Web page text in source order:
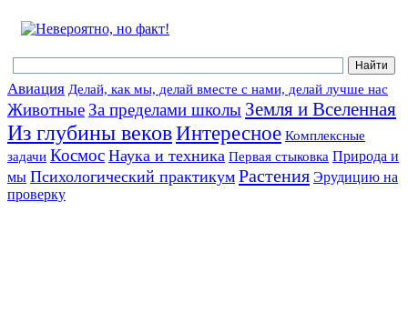
Авиация Делай, как мы, делай вместе с нами, делай лучше нас
Животные За пределами школы Земля и Вселенная
Из глубины вековИнтересное Комплексные
задачи Космос Наука и техника Первая стыковка Природа и
мы Психологический практикум Растения Эрудицию на
проверку